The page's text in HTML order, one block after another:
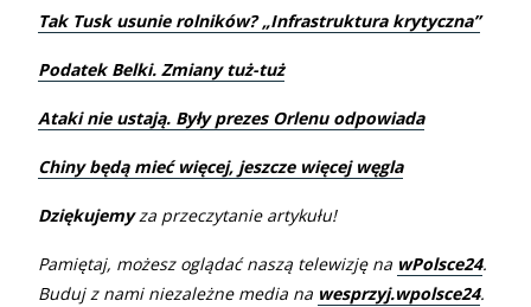
Tak Tusk usunie rolników? „Infrastruktura krytyczna”
Podatek Belki. Zmiany tuż-tuż
Ataki nie ustają. Były prezes Orlenu odpowiada
Chiny będą mieć więcej, jeszcze więcej węgla
Dziękujemyza przeczytanie artykułu!
Pamiętaj, możesz oglądać naszą telewizję na wPolsce24.
Buduj z nami niezależne media na wesprzyj.wpolsce24.